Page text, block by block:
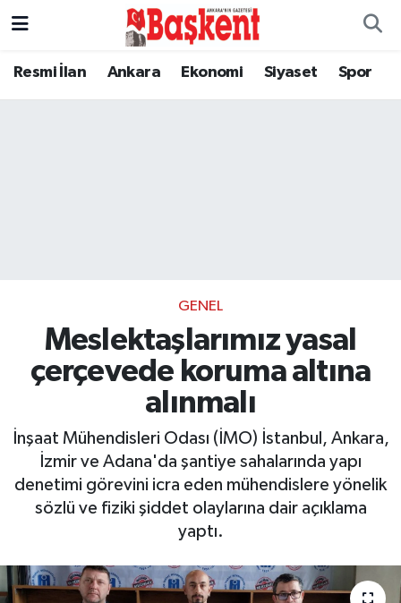
Resmi İlan Ankara Ekonomi Siyaset Spor
GENEL
Meslektaşlarımız yasal
çerçevede koruma altına
alınmalı
İnşaat Mühendisleri Odası (İMO) İstanbul, Ankara,
İzmir ve Adana'da şantiye sahalarında yapı
denetimi görevini icra eden mühendislere yönelik
sözlü ve fiziki şiddet olaylarına dair açıklama
yaptı.